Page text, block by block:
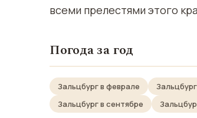
всеми прелестями этого
Погода за год
Зальцбург в феврале
Зальцбург в сентябре